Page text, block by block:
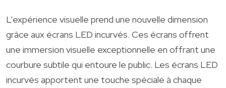
L’expérience visuelle prend une nouvelle dimension
grâce aux écrans LED incurvés. Ces écrans offrent
une immersion visuelle exceptionnelle en offrant une
courbure subtile qui entoure le public. Les écrans LED
incurvés apportent une touche spéciale à chaque